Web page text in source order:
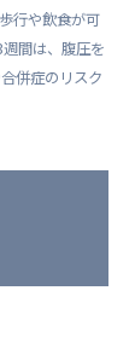
行や飲食が可
間は、腹圧を
併症のリスク